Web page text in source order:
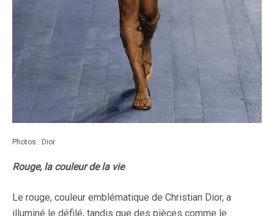
Photos : Dior
Rouge, la couleur de la vie
Le rouge, couleur emblématique de Christian Dior, a
illuminé le défilé, tandis que des pièces comme le